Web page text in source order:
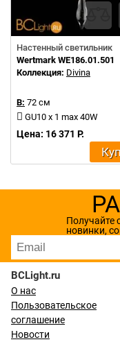
Настенный светильник
Wertmark WE186.01.501
Коллекция: Divina
В: 72 см
GU10 x 1 max 40W
Цена: 16 371 Р.
Получайте
новинки,
BCLight.ru
О нас
Пользовательское
соглашение
Новости